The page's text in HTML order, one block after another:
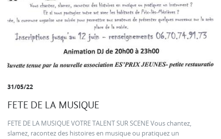
31/05/22
FETE DE LA MUSIQUE
FETE DE LA MUSIQUE VOTRE TALENT SUR SCENE Vous chantez,
slamez, racontez des histoires en musique ou pratiquez un